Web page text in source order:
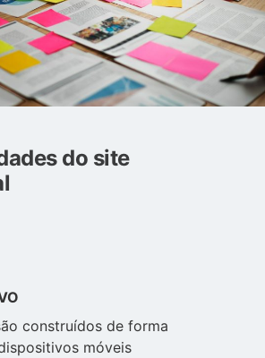
do site
construídos de forma
móveis